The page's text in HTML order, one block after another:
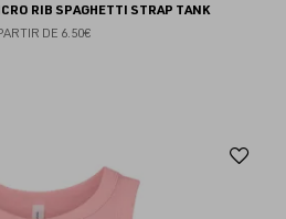
RIB SPAGHETTI STRAP TANK
DE 6.50€